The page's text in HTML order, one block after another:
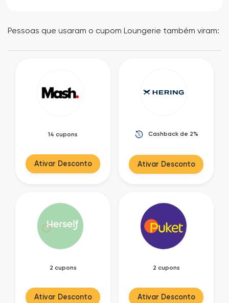
Pessoas que usaram o cupom Loungerie também viram:
14 cupons
Ativar Desconto
Cashback de 2%
Ativar Desconto
2 cupons
Ativar Desconto
2 cupons
Ativar Desconto